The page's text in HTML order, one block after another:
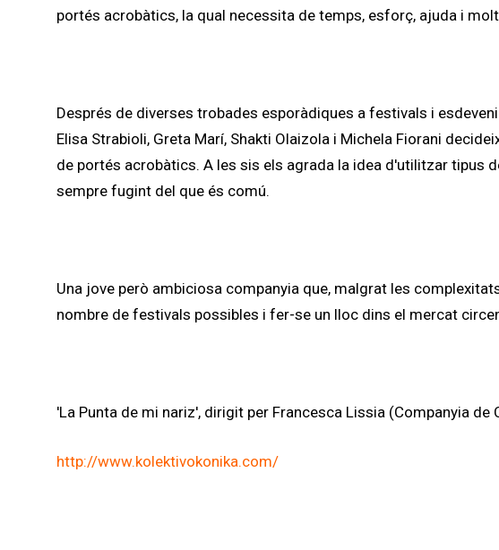
portés acrobàtics, la qual necessita de temps, esforç, ajuda i molt
Després de diverses trobades esporàdiques a festivals i
Elisa Strabioli, Greta Marí, Shakti Olaizola i Michela Fiorani
de portés acrobàtics. A les sis els agrada la idea d'utilitzar tipus
sempre fugint del que és comú.
Una jove però ambiciosa companyia que, malgrat les
nombre de festivals possibles i fer-se un lloc dins el mercat
'La Punta de mi nariz', dirigit per Francesca Lissia (Companyia de
http://www.kolektivokonika.com/